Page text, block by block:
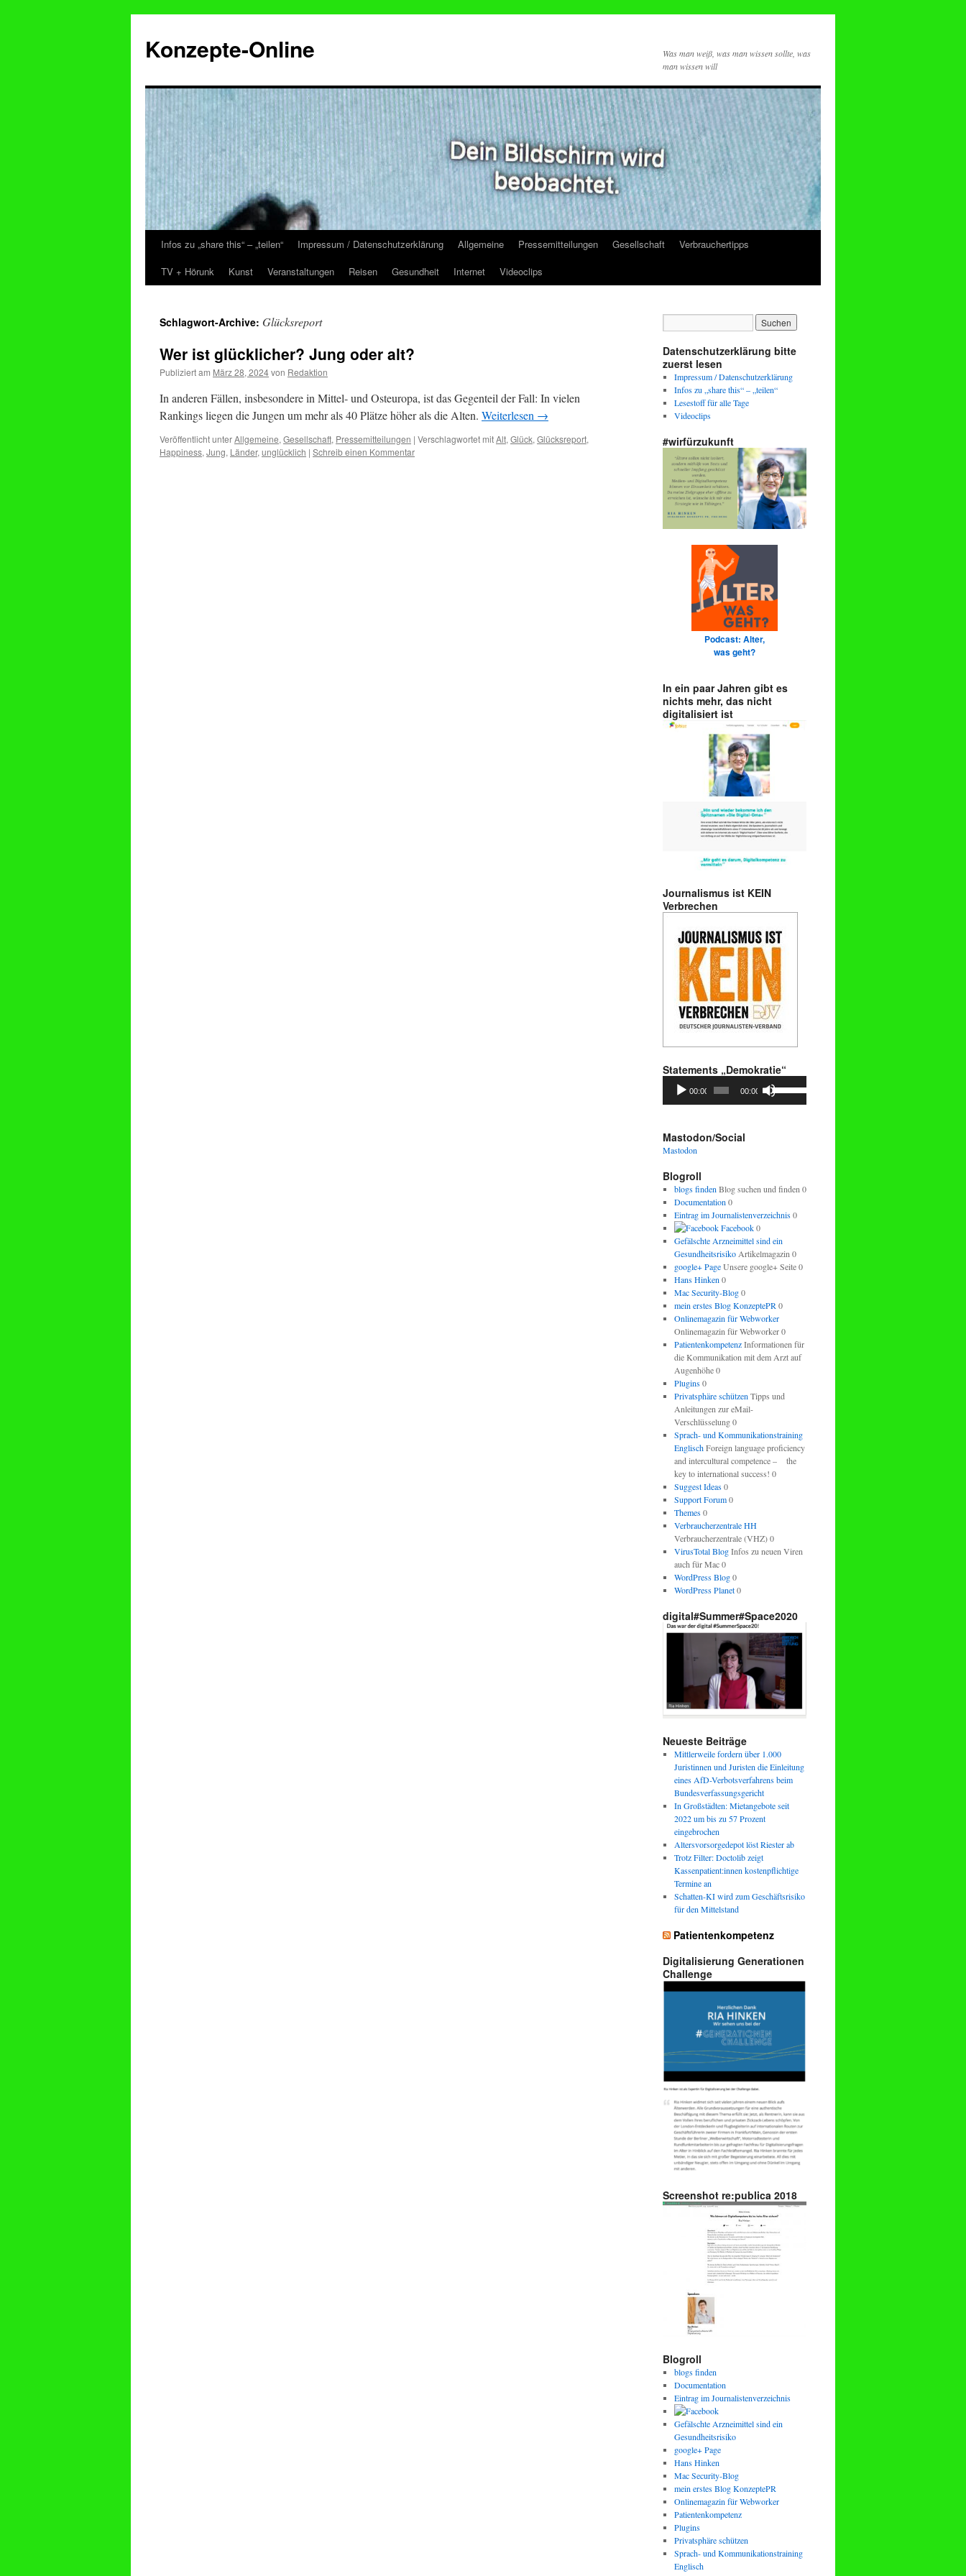
Konzepte-Online
Was man weiß, was man wissen sollte, was
man wissen will
Zum
Inhalt
Infos zu „share this“ – „teilen“ Impressum / Datenschutzerklärung Allgemeine Pressemitteilungen Gesellschaft
Verbrauchertipps
TV + Hörunk
Kunst Veranstaltungen Reisen Gesundheit Internet Videoclips
Schlagwort-Archive: Glücksreport
Wer ist glücklicher? Jung oder alt?
Publiziert am März 28, 2024von Redaktion
In anderen Fällen, insbesondere in Mittel- und Osteuropa, ist das Gegenteil der Fall: In vielen
Rankings liegen die Jungen um mehr als 40 Plätze höher als die Alten. Weiterlesen →
Veröffentlicht unterAllgemeine, Gesellschaft, Pressemitteilungen | Verschlagwortet mitAlt, Glück, Glücksreport,
Happiness, Jung, Länder, unglücklich | Schreib einen Kommentar
Datenschutzerklärung bitte
zuerst lesen
Impressum / Datenschutzerklärung
Infos zu „share this“ – „teilen“
Lesestoff für alle Tage
Videoclips
#wirfürzukunft
Podcast: Alter,
was geht?
In ein paar Jahren gibt es
nichts mehr, das nicht
digitalisiert ist
Journalismus ist KEIN
Verbrechen
Statements „Demokratie“
Audio-
Player
00:00 00:00
Hoch/Runter
benutzen,
Mastodon/Social
Mastodon
Blogroll
blogs finden Blog suchen und finden 0
Documentation 0
Eintrag im Journalistenverzeichnis0
Facebook0
Gefälschte Arzneimittel sind ein
GesundheitsrisikoArtikelmagazin 0
google+ PageUnsere google+ Seite 0
Hans Hinken 0
Mac Security-Blog0
mein erstes Blog KonzeptePR 0
Onlinemagazin für Webworker
Onlinemagazin für Webworker 0
PatientenkompetenzInformationen für
die Kommunikation mit dem Arzt auf
Augenhöhe 0
Plugins0
Privatsphäre schützen Tipps und
Anleitungen zur eMail-
Verschlüsselung 0
Sprach- und Kommunikationstraining
EnglischForeign language proficiency
and intercultural competence – the
key to international success! 0
Suggest Ideas0
Support Forum0
Themes0
Verbraucherzentrale HH
Verbraucherzentrale (VHZ) 0
VirusTotal BlogInfos zu neuen Viren
auch für Mac 0
WordPress Blog0
WordPress Planet0
digital#Summer#Space2020
Neueste Beiträge
Mittlerweile fordern über 1.000
Juristinnen und Juristen die Einleitung
eines AfD-Verbotsverfahrens beim
Bundesverfassungsgericht
In Großstädten: Mietangebote seit
2022 um bis zu 57 Prozent
eingebrochen
Altersvorsorgedepot löst Riester ab
Trotz Filter: Doctolib zeigt
Kassenpatient:innen kostenpflichtige
Termine an
Schatten-KI wird zum Geschäftsrisiko
für den Mittelstand
Patientenkompetenz
Digitalisierung Generationen
Challenge
Screenshot re:publica 2018
Blogroll
blogs finden
Documentation
Eintrag im Journalistenverzeichnis
Gefälschte Arzneimittel sind ein
Gesundheitsrisiko
google+ Page
Hans Hinken
Mac Security-Blog
mein erstes Blog KonzeptePR
Onlinemagazin für Webworker
Patientenkompetenz
Plugins
Privatsphäre schützen
Sprach- und Kommunikationstraining
Englisch